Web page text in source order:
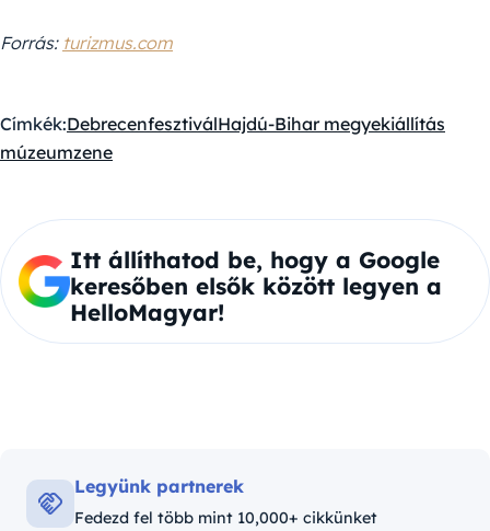
Forrás: turizmus.com
Címkék:DebrecenfesztiválHajdú-Bihar megyekiállítás
múzeumzene
Itt állíthatod be, hogy a Google
keresőben elsők között legyen a
HelloMagyar!
Legyünk partnerek
Fedezd fel több mint 10,000+ cikkünket